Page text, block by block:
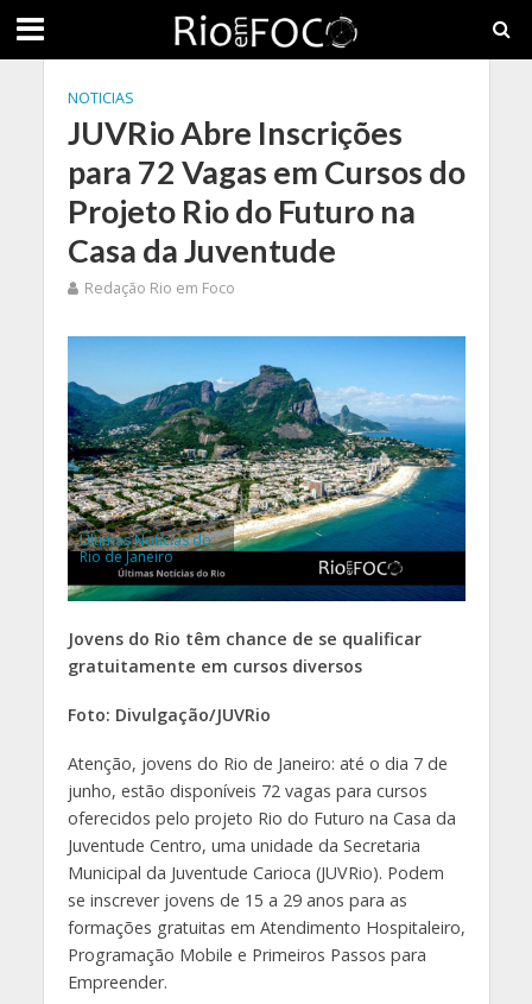
NOTICIAS
JUVRio Abre Inscrições
para 72 Vagas em Cursos do
Projeto Rio do Futuro na
Casa da Juventude
Redação Rio em Foco
Últimas Notícias do
Rio de Janeiro
Jovens do Rio têm chance de se qualificar
gratuitamente em cursos diversos
Foto: Divulgação/JUVRio
Atenção, jovens do Rio de Janeiro: até o dia 7 de
junho, estão disponíveis 72 vagas para cursos
oferecidos pelo projeto Rio do Futuro na Casa da
Juventude Centro, uma unidade da Secretaria
Municipal da Juventude Carioca (JUVRio). Podem
se inscrever jovens de 15 a 29 anos para as
formações gratuitas em Atendimento Hospitaleiro,
Programação Mobile e Primeiros Passos para
Empreender.